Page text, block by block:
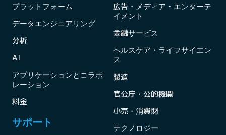
プラットフォーム
データエンジニアリング
分析
AI
アプリケーションとコラボ
レーション
料金
サポート
広告・メディア・エンターテ
イメント
金融サービス
ヘルスケア・ライフサイエン
ス
製造
官公庁・公的機関
小売・消費財
テクノロジー